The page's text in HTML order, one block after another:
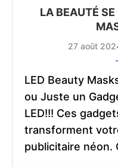
LA BEAUTÉ SE
27 août
LED Beauty
ou Juste un
LED!!! Ces
transforment
publicitaire néon.